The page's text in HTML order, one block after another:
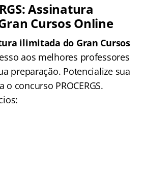
Assinatura
Cursos Online
ilimitada do Gran Cursos
aos melhores professores
preparação. Potencialize sua
concurso PROCERGS.